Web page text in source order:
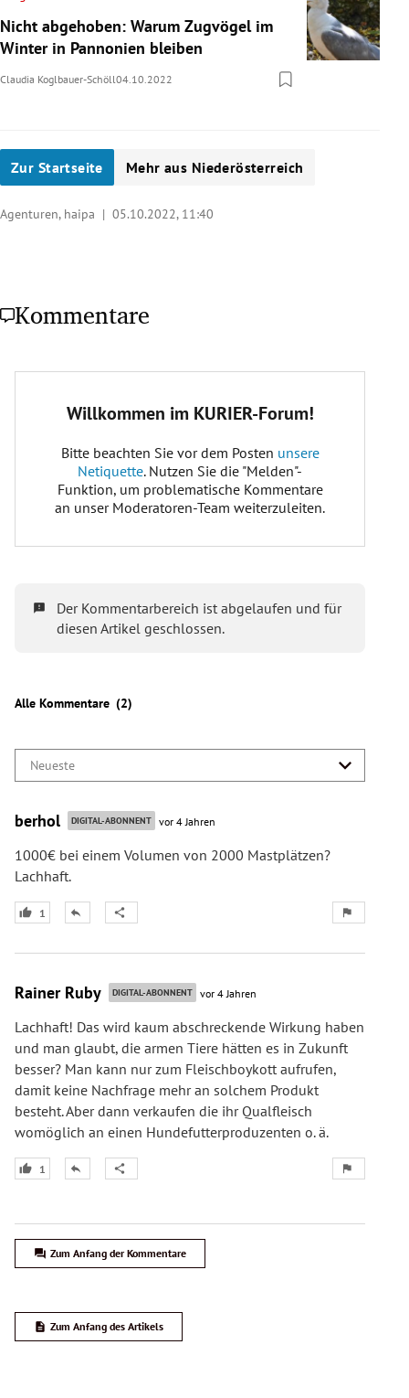
Nicht abgehoben: Warum Zugvögel im
Winter in Pannonien bleiben
Claudia Koglbauer-Schöll04.10.2022
Zur Startseite Mehr aus Niederösterreich
Agenturen, haipa | 05.10.2022, 11:40
Kommentare